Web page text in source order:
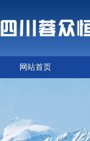
网站首页